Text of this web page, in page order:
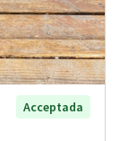
Acceptada